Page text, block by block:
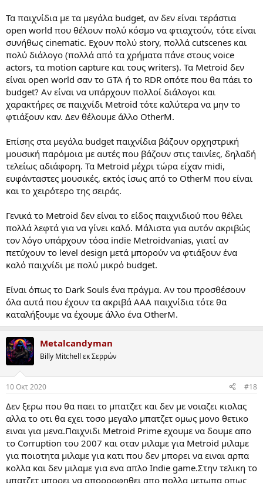
Τα παιχνίδια με τα μεγάλα budget, αν δεν είναι τεράστια
open world που θέλουν πολύ κόσμο να φτιαχτούν, τότε είναι
συνήθως cinematic. Εχουν πολύ story, πολλά cutscenes και
πολύ διάλογο (πολλά από τα χρήματα πάνε στους voice
actors, τα motion capture και τους writers). Τα Metroid δεν
είναι open world σαν το GTA ή το RDR οπότε που θα πάει το
budget? Αν είναι να υπάρχουν πολλοί διάλογοι και
χαρακτήρες σε παιχνίδι Metroid τότε καλύτερα να μην το
φτιάξουν καν. Δεν θέλουμε άλλο OtherM.
Επίσης στα μεγάλα budget παιχνίδια βάζουν ορχηστρική
μουσική παρόμοια με αυτές που βάζουν στις ταινίες, δηλαδή
τελείως αδιάφορη. Τα Metroid μέχρι τώρα είχαν midi,
ευφάνταστες μουσικές, εκτός ίσως από το OtherM που είναι
και το χειρότερο της σειράς.
Γενικά το Metroid δεν είναι το είδος παιχνιδιού που θέλει
πολλά λεφτά για να γίνει καλό. Μάλιστα για αυτόν ακριβώς
τον λόγο υπάρχουν τόσα indie Metroidvanias, γιατί αν
πετύχουν το level design μετά μπορούν να φτιάξουν ένα
καλό παιχνίδι με πολύ μικρό budget.
Είναι όπως το Dark Souls ένα πράγμα. Αν του προσθέσουν
όλα αυτά που έχουν τα ακριβά AAA παιχνίδια τότε θα
καταλήξουμε να έχουμε άλλο ένα OtherM.
Metalcandyman
Billy Mitchell εκ Σερρών
10 Οκτ 2020 #18
Δεν ξερω που θα παει το μπατζετ και δεν με νοιαζει κιολας
αλλα το οτι θα εχει τοσο μεγαλο μπατζετ ομως μονο θετικο
ειναι για μενα.Παιχνιδι Metroid Prime εχουμε να δουμε απο
το Corruption του 2007 και οταν μιλαμε για Metroid μιλαμε
για ποιοτητα μιλαμε για κατι που δεν μπορει να ειναι αρπα
κολλα και δεν μιλαμε για ενα απλο Indie game.Στην τελικη το
μπατζετ μπορει να απορροφηθει απο πολλα μετωπα οπως